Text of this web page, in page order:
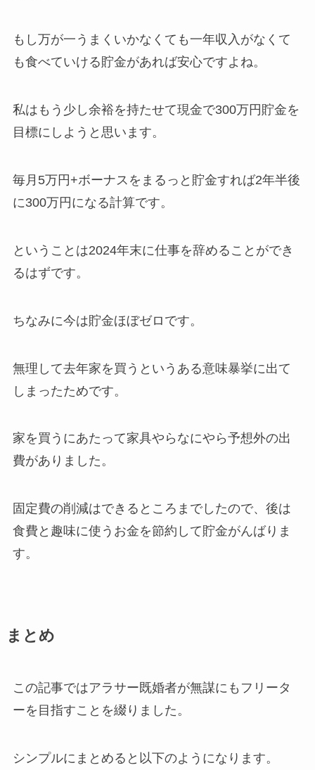
もし万が一うまくいかなくても一年収入がなくて
も食べていける貯金があれば安心ですよね。
私はもう少し余裕を持たせて現金で300万円貯金を
目標にしようと思います。
毎月5万円+ボーナスをまるっと貯金すれば2年半後
に300万円になる計算です。
ということは2024年末に仕事を辞めることができ
るはずです。
ちなみに今は貯金ほぼゼロです。
無理して去年家を買うというある意味暴挙に出て
しまったためです。
家を買うにあたって家具やらなにやら予想外の出
費がありました。
固定費の削減はできるところまでしたので、後は
食費と趣味に使うお金を節約して貯金がんばりま
す。
まとめ
この記事ではアラサー既婚者が無謀にもフリータ
ーを目指すことを綴りました。
シンプルにまとめると以下のようになります。